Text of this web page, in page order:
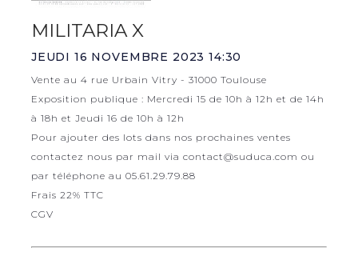
MILITARIA X
JEUDI 16 NOVEMBRE 2023 14:30
Vente au 4 rue Urbain Vitry - 31000 Toulouse
Exposition publique : Mercredi 15 de 10h à 12h et de 14h
à 18h et Jeudi 16 de 10h à 12h
Pour ajouter des lots dans nos prochaines ventes
contactez nous par mail via contact@suduca.com ou
par téléphone au 05.61.29.79.88
Frais 22% TTC
CGV